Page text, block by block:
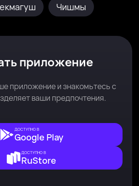
Чишмы
приложение
приложение и знакомьтесь с
ваши предпочтения.
ДОСТУПНО В
Google Play
ДОСТУПНО В
RuStore